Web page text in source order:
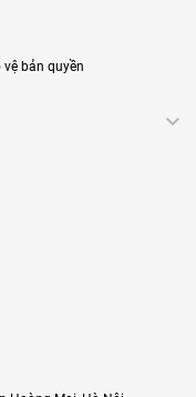
bản quyền